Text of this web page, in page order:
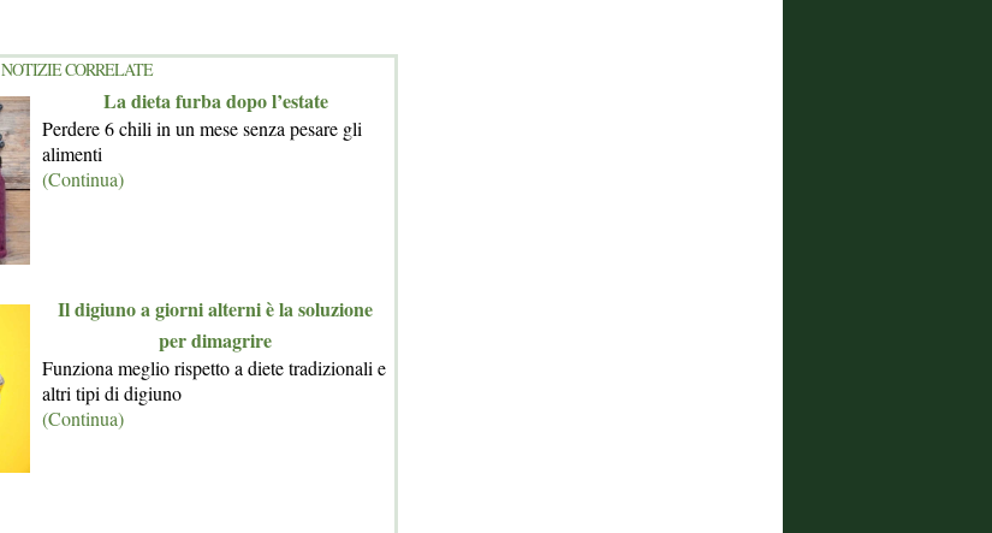
NOTIZIE CORRELATE
La dieta furba dopo l’estate
Perdere 6 chili in un mese senza pesare gli
alimenti
(Continua)
Il digiuno a giorni alterni è la soluzione
per dimagrire
Funziona meglio rispetto a diete tradizionali e
altri tipi di digiuno
(Continua)